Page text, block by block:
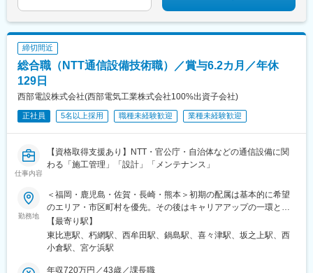
■就業環境
年間休日125日以上、完全週休2日制（土日祝）、残業も月平均16
充実しており、長期的に安心して働けます。
変更の範囲：会社の定める業務
締切間近
総合職（NTT通信設備技術職）／賞与6.2カ月／年休
129日
西部電設株式会社(西部電気工業株式会社100%出資子会社)
正社員 5名以上採用 職種未経験歓迎 業種未経験歓迎
仕事内容
【資格取得支援あり】NTT・官公庁・自治体などの通信設備に関
わる「施工管理」「設計」「メンテナンス」
勤務地
＜福岡・鹿児島・佐賀・長崎・熊本＞初期の配属は基本的に希望
のエリア・市区町村を優先。その後はキャリアアップの一環とし
て、九州エリアの中で転勤の場合あり。本人やご家庭の事情も考
慮のうえ事前に必ず相談し、相談なく転勤となることはありませ
ん。★ マイカー通勤OK（駐車場あり）★ U・Iターン支援あり ★
グセンタ・北九州エンジニアリングセンタ・久留米エンジニアリ
【最寄り駅】
東比恵駅、朽網駅、西牟田駅、鍋島駅、喜々津駅、坂之上駅、西
小倉駅、宮ケ浜駅
年収720万円／43歳／課長職